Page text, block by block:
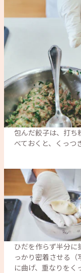
包んだ餃子は、打ち
べておくと、くっつ
ひだを作らず半分に
っかり密着させる
に曲げ、重なりをく